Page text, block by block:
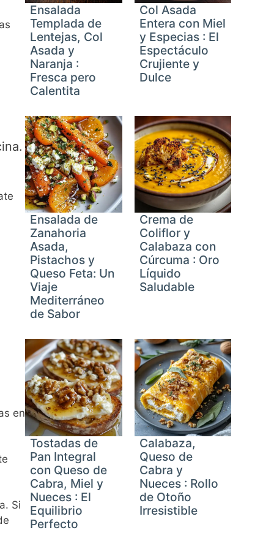
en
Si
Ensalada
Templada de
Lentejas, Col
Asada y
Naranja :
Fresca pero
Calentita
Col Asada
Entera con Miel
y Especias : El
Espectáculo
Crujiente y
Dulce
Ensalada de
Zanahoria
Asada,
Pistachos y
Queso Feta: Un
Viaje
Mediterráneo
de Sabor
Crema de
Coliflor y
Calabaza con
Cúrcuma : Oro
Líquido
Saludable
Tostadas de
Pan Integral
con Queso de
Cabra, Miel y
Nueces : El
Equilibrio
Perfecto
Calabaza,
Queso de
Cabra y
Nueces : Rollo
de Otoño
Irresistible